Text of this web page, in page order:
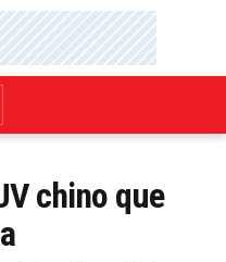
chino que